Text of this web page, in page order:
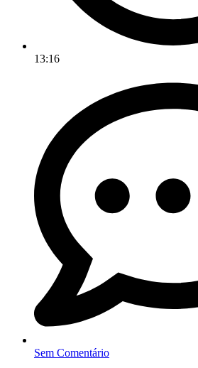
13:16
Sem Comentário